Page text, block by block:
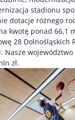
stadionu
dotacje różnego
kwotę ponad 66,1
28 Dolnośląskich
Nasze
zł.